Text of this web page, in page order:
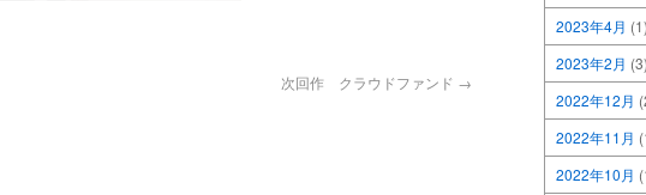
次回作 クラウドファンド →
2023年4月 (1)
2023年2月 (3)
2022年12月
2022年11月
2022年10月